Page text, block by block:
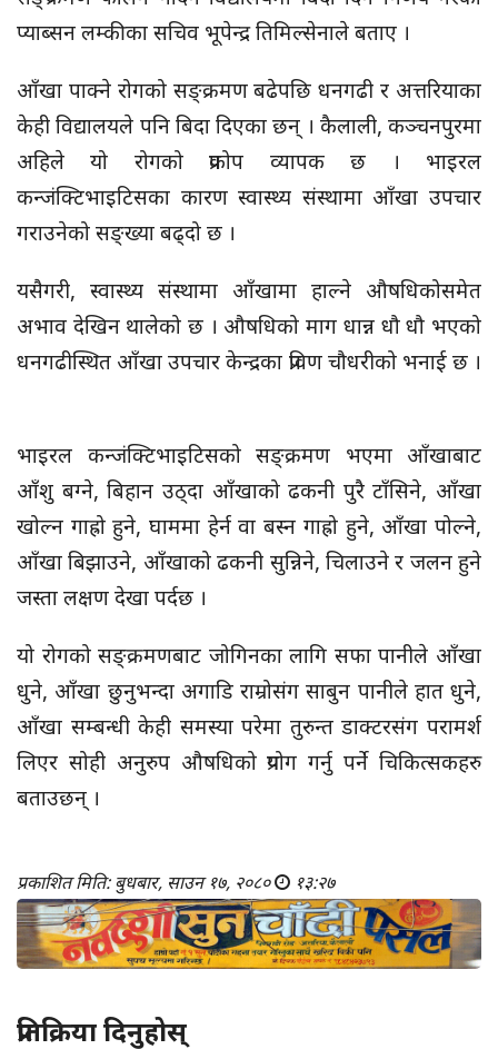
प्याब्सन लम्कीका सचिव भूपेन्द्र तिमिल्सेनाले बताए ।
आँखा पाक्ने रोगको सङ्क्रमण बढेपछि धनगढी र अत्तरियाका
केही विद्यालयले पनि बिदा दिएका छन् । कैलाली, कञ्चनपुरमा
अहिले यो रोगको प्रकोप व्यापक छ । भाइरल
कन्जंक्टिभाइटिसका कारण स्वास्थ्य संस्थामा आँखा उपचार
गराउनेको सङ्ख्या बढ्दो छ ।
यसैगरी, स्वास्थ्य संस्थामा आँखामा हाल्ने औषधिकोसमेत
अभाव देखिन थालेको छ । औषधिको माग धान्न धौ धौ भएको
धनगढीस्थित आँखा उपचार केन्द्रका प्रविण चौधरीको भनाई छ ।
भाइरल कन्जंक्टिभाइटिसको सङ्क्रमण भएमा आँखाबाट
आँशु बग्ने, बिहान उठ्दा आँखाको ढकनी पुरै टाँसिने, आँखा
खोल्न गाह्रो हुने, घाममा हेर्न वा बस्न गाह्रो हुने, आँखा पोल्ने,
आँखा बिझाउने, आँखाको ढकनी सुन्निने, चिलाउने र जलन हुने
जस्ता लक्षण देखा पर्दछ ।
यो रोगको सङ्क्रमणबाट जोगिनका लागि सफा पानीले आँखा
धुने, आँखा छुनुभन्दा अगाडि राम्रोसंग साबुन पानीले हात धुने,
आँखा सम्बन्धी केही समस्या परेमा तुरुन्त डाक्टरसंग परामर्श
लिएर सोही अनुरुप औषधिको प्रयोग गर्नु पर्ने चिकित्सकहरु
बताउछन् ।
प्रकाशित मिति: बुधबार, साउन १७, २०८० १३:२७
प्रतिक्रिया दिनुहोस्